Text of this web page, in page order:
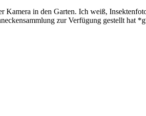
Kamera in den Garten. Ich weiß,
zur Verfügung gestellt hat